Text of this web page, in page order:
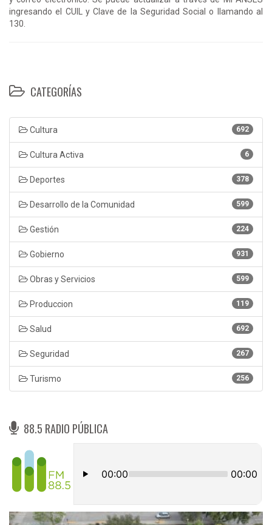
ingresando el CUIL y Clave de la Seguridad Social o llamando al
130.
CATEGORÍAS
692
Cultura
6
Cultura Activa
378
Deportes
599
Desarrollo de la Comunidad
224
Gestión
931
Gobierno
599
Obras y Servicios
119
Produccion
692
Salud
267
Seguridad
256
Turismo
88.5 RADIO PÚBLICA